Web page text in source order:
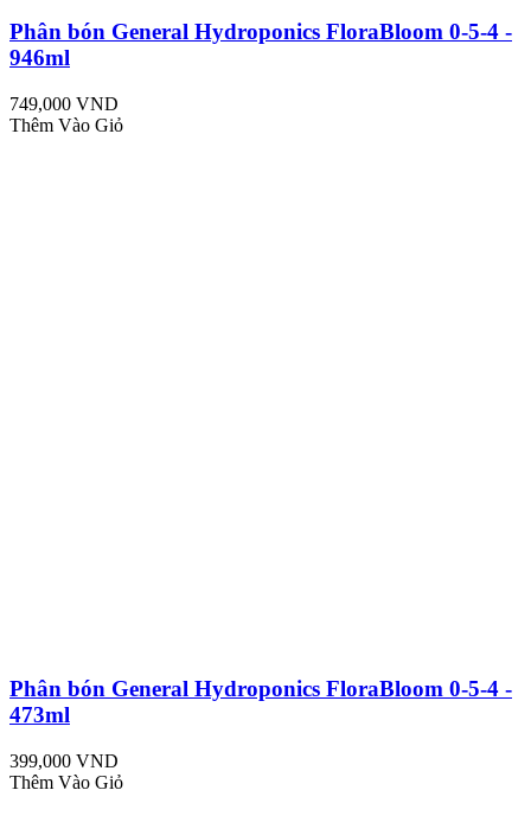
Phân bón General Hydroponics FloraBloom 0-5-4 -
946ml
749,000 VND
Thêm Vào Giỏ
Phân bón General Hydroponics FloraBloom 0-5-4 -
473ml
399,000 VND
Thêm Vào Giỏ